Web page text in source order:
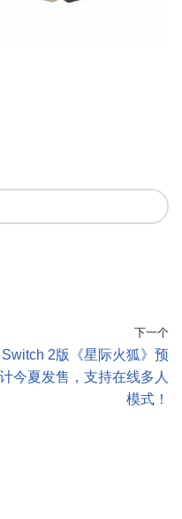
下一个
Switch 2版《星际火狐》预
计今夏发售，支持在线多人
模式！